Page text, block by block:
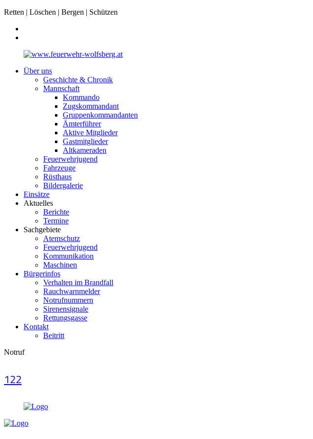
Retten | Löschen | Bergen | Schützen
Über uns
Geschichte & Chronik
Mannschaft
Kommando
Zugskommandant
Gruppenkommandanten
Ämterführer
Aktive Mitglieder
Gastmitglieder
Altkameraden
Feuerwehrjugend
Fahrzeuge
Rüsthaus
Bildergalerie
Einsätze
Aktuelles
Berichte
Termine
Sachgebiete
Atemschutz
Feuerwehrjugend
Kommunikation
Maschinen
Bürgerinfos
Verhalten im Brandfall
Rauchwarnmelder
Notrufnummern
Sirenensignale
Rettungsgasse
Kontakt
Beitritt
Notruf
122